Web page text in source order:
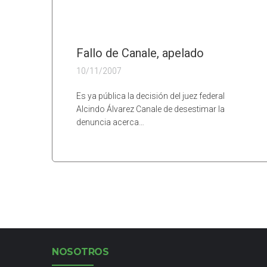
Fallo de Canale, apelado
10/11/2007
Es ya pública la decisión del juez federal
Alcindo Álvarez Canale de desestimar la
denuncia acerca…
NOSOTROS